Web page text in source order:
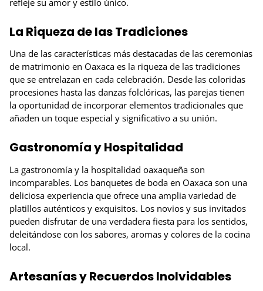
refleje su amor y estilo único.
La Riqueza de las Tradiciones
Una de las características más destacadas de las ceremonias
de matrimonio en Oaxaca es la riqueza de las tradiciones
que se entrelazan en cada celebración. Desde las coloridas
procesiones hasta las danzas folclóricas, las parejas tienen
la oportunidad de incorporar elementos tradicionales que
añaden un toque especial y significativo a su unión.
Gastronomía y Hospitalidad
La gastronomía y la hospitalidad oaxaqueña son
incomparables. Los banquetes de boda en Oaxaca son una
deliciosa experiencia que ofrece una amplia variedad de
platillos auténticos y exquisitos. Los novios y sus invitados
pueden disfrutar de una verdadera fiesta para los sentidos,
deleitándose con los sabores, aromas y colores de la cocina
local.
Artesanías y Recuerdos Inolvidables